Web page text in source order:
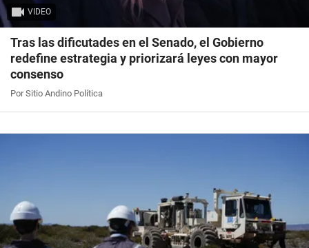
VIDEO
Tras las dificutades en el Senado, el Gobierno
redefine estrategia y priorizará leyes con mayor
consenso
Por Sitio Andino Política